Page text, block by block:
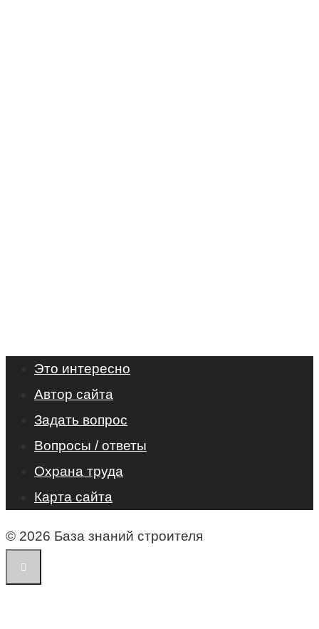
Это интересно
Автор сайта
Задать вопрос
Вопросы / ответы
Охрана труда
Карта сайта
© 2026 База знаний строителя